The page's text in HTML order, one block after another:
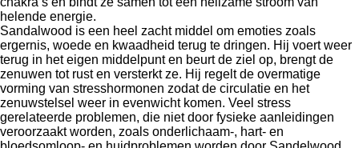
helende energie.
Sandalwood is een heel zacht middel om emoties zoals
ergernis, woede en kwaadheid terug te dringen. Hij voert weer
terug in het eigen middelpunt en beurt de ziel op, brengt de
zenuwen tot rust en versterkt ze. Hij regelt de overmatige
vorming van stresshormonen zodat de circulatie en het
zenuwstelsel weer in evenwicht komen. Veel stress
gerelateerde problemen, die niet door fysieke aanleidingen
veroorzaakt worden, zoals onderlichaam-, hart- en